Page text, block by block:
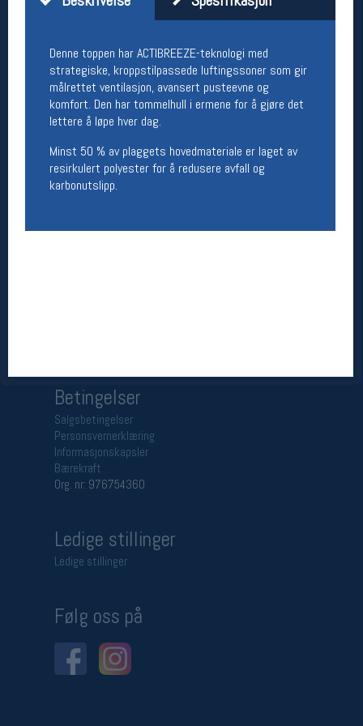
Denne toppen har ACTIBREEZE-teknologi med
strategiske, kroppstilpassede luftingssoner som gir
målrettet ventilasjon, avansert pusteevne og
komfort. Den har tommelhull i ermene for å gjøre det
lettere å løpe hver dag.
Minst 50 % av plaggets hovedmateriale er laget av
resirkulert polyester for å redusere avfall og
karbonutslipp.
Åpningstider butikk
Lørdag:
11-16
Team Oslo Sportslager
Magasinet
Medlemstilbud og aktiviteter
MELD DEG INN GRATIS
Betingelser
Salgsbetingelser
Personsvernerklæring
Informasjonskapsler
Bærekraft
Org. nr: 976754360
Ledige stillinger
Ledige stillinger
Følg oss på